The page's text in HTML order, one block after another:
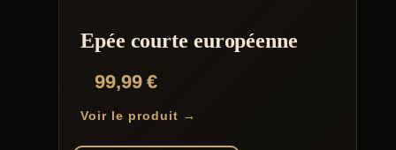
Epée courte européenne
99,99€
Voir le produit →